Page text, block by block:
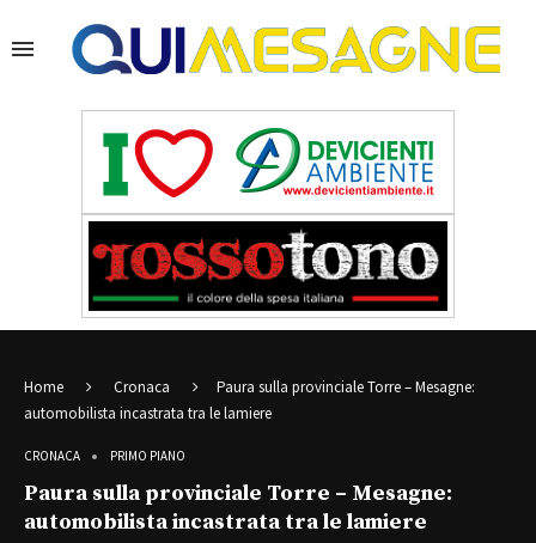
Home Cronaca
Paura sulla provinciale Torre – Mesagne:
automobilista incastrata tra le lamiere
CRONACA PRIMO PIANO
Paura sulla provinciale Torre – Mesagne:
automobilista incastrata tra le lamiere